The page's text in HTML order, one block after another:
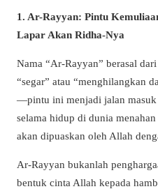
1. Ar-Rayyan: Pintu
Lapar Akan Ridha-Nya
Nama “Ar-Rayyan” berasal
“segar” atau “menghilangkan
—pintu ini menjadi jalan masuk
selama hidup di dunia
akan dipuaskan oleh Allah
Ar-Rayyan bukanlah
bentuk cinta Allah kepada